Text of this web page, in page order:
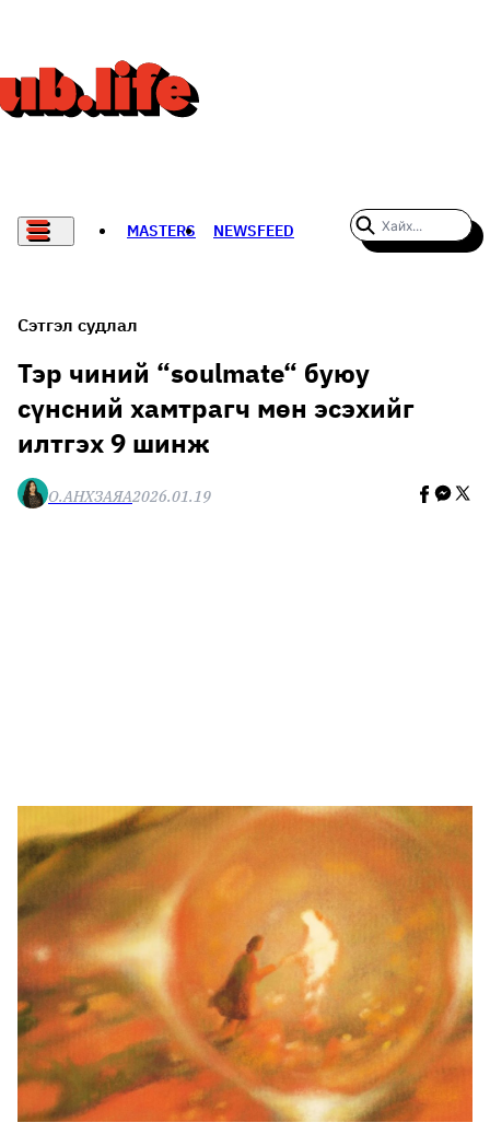
MASTERS NEWSFEED
THE NEW YORK TIMES
НАДАД НЭГ САНАЛ БАЙНА
Сэтгэл судлал
Тэр чиний “soulmate“ буюу
сүнсний хамтрагч мөн эсэхийг
илтгэх 9 шинж
О.АНХЗАЯА2026.01.19